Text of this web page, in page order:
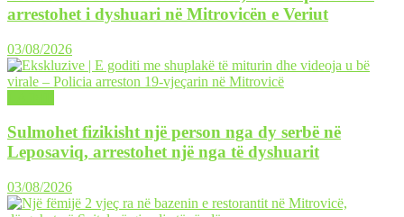
arrestohet i dyshuari në Mitrovicën e Veriut
03/08/2026
Sulmohet fizikisht një person nga dy serbë në
Leposaviq, arrestohet një nga të dyshuarit
03/08/2026